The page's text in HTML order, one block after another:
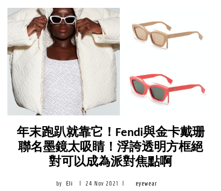
年末跑趴就靠它！Fendi與金卡戴珊
聯名墨鏡太吸睛！浮誇透明方框絕
對可以成為派對焦點啊
by Eli 24 Nov 2021 eyewear